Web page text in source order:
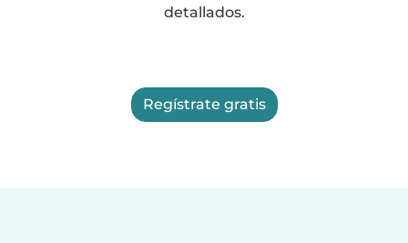
detallados.
Regístrate gratis